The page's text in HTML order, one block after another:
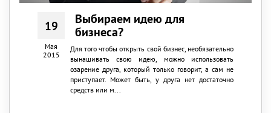
19
Мая
2015
Выбираем идею для
бизнеса?
Для того чтобы открыть свой бизнес, необязательно
вынашивать свою идею, можно использовать
озарение друга, который только говорит, а сам не
приступает. Может быть, у друга нет достаточно
средств или м...